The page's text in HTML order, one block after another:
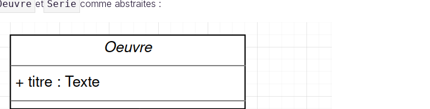
et Serie comme abstraites :